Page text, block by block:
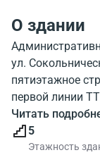
О здании
ул.
пятиэтажное
первой линии
Удачное
его главных
деловом, но
Читать
5
Этажность